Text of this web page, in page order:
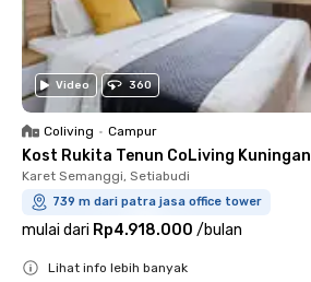
Video 360
Coliving • Campur
Kost Rukita Tenun CoLiving Kuningan
Karet Semanggi, Setiabudi
739 m dari patra jasa office tower
mulai dari Rp4.918.000 /bulan
Lihat info lebih banyak